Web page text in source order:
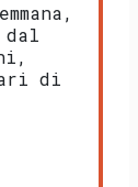
di